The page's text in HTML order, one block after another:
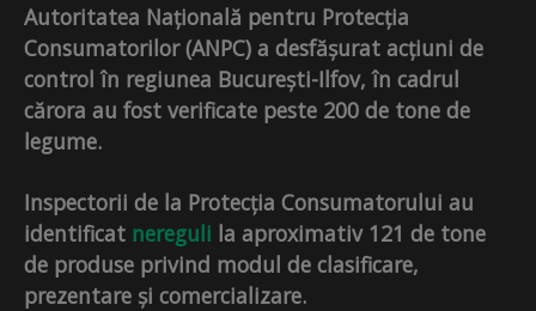
Autoritatea Națională pentru Protecția
Consumatorilor (ANPC) a desfășurat acțiuni de
control în regiunea București-Ilfov, în cadrul
cărora au fost verificate peste 200 de tone de
legume.
Inspectorii de la Protecția Consumatorului au
identificat nereguli la aproximativ 121 de tone
de produse privind modul de clasificare,
prezentare și comercializare.